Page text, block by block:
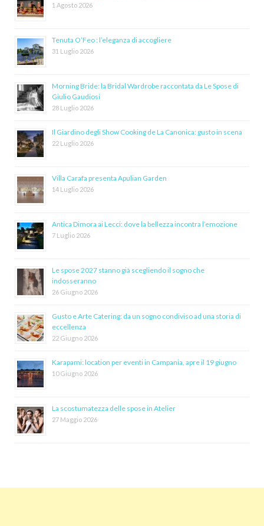
1 Agosto 2026
Tenuta O’Feo : l’eleganza di accogliere
31 Luglio 2026
Morning Bride: la Bridal Wardrobe raccontata da Le Spose di
Giulio Gaudiosi
28 Luglio 2026
Il Giardino degli Show Cooking de La Canonica: gusto in scena
22 Luglio 2026
Villa Carafa presenta Apulian Garden
14 Luglio 2026
Antica Dimora ai Lecci: dove la bellezza incontra l’emozione
7 Luglio 2026
Le spose 2027 stanno già scegliendo il sogno che
indosseranno
26 Giugno 2026
Gusto e Arte Catering: da un sogno condiviso ad una storia di
eccellenza
22 Giugno 2026
Karapami: location per eventi in Campania, apre il 19 giugno
10 Giugno 2026
La scostumatezza delle spose in Atelier
27 Maggio 2026